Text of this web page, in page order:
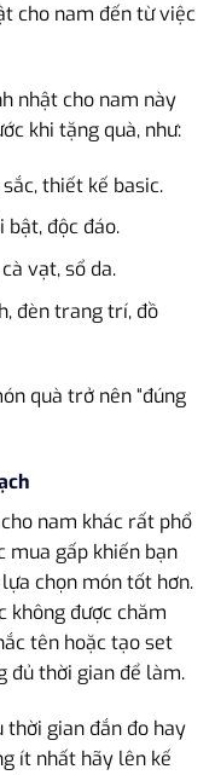
cho nam đến từ việc
nhật cho nam này
khi tặng quà, như:
thiết kế basic.
bật, độc đáo.
vạt, sổ da.
đèn trang trí, đồ
quà trở nên “đúng
nam khác rất phổ
mua gấp khiến bạn
chọn món tốt hơn.
không được chăm
tên hoặc tạo set
đủ thời gian để làm.
thời gian đắn đo hay
ít nhất hãy lên kế